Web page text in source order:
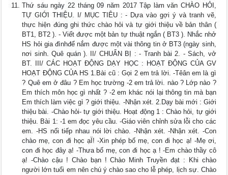
Thứ sáu ngày 22 tháng 09 năm 2017 Tập làm văn CHÀO HỎI,
TỰ GIỚI THIỆU. I/ MỤC TIÊU : - Dựa vào gợi ý và tranh vẽ,
thực hiện đúng ghi thức chào hỏi và tự giới thiệu về bản thân (
BT1, BT2 ). - Viết được một bản tự thuật ngắn ( BT3 ). Nhắc nhở
HS hỏi gia đìnhđể nắm được một vài thông tin ở BT3 (ngày sinh,
nơi sinh. Quê quán ). II/ CHUẨN BỊ : - Tranh bài 2. - Sách, vở
BT. III/ CÁC HOẠT ĐỘNG DẠY HỌC : HOẠT ĐỘNG CỦA GV
HOẠT ĐỘNG CỦA HS 1.Bài cũ : Gọi 2 em trả lời. -Têân em là gì
? Quê em ở đâu ? Em học trường -2 em trả lời. nào ? Lớp nào ?
Em thích môn học gì nhất ? -2 em khác nói lại thông tin mà bạn
Em thích làm việc gì ? giới thiệu. -Nhận xét. 2.Dạy bài mới : Giới
thiệu bài. -Chào hỏi- tự giới thiệu. Hoạt động 1 : Chào hỏi, tự giới
thiệu. Bài 1: -1 em đọc yêu cầu. -Giáo viên chỉnh sửa lỗi cho các
em. -HS nối tiếp nhau nói lời chào. -Nhận xét. -Nhận xét. -Con
chào mẹ, con đi học ạÏ! -Xin phép bố mẹ, con đi học ạ! -Mẹ ơi,
con đi học đây ạ! -Thưa bố mẹ, con đi học ạ ! -Em chào thầy cô
ạ! -Chào cậu ! Chào bạn ! Chào Minh Truyền đạt : Khi chào
người lớn tuổi em nên chú ý chào sao cho lễ phép, lịch sự. Chào